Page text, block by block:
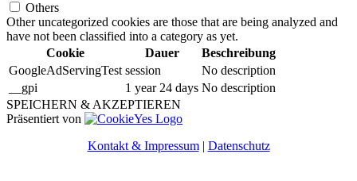
Others
Other uncategorized cookies are those that are being analyzed and
have not been classified into a category as yet.
Cookie
Dauer
Beschreibung
GoogleAdServingTest session
No description
__gpi
1 year 24 days No description
SPEICHERN & AKZEPTIEREN
Präsentiert von
Kontakt & Impressum| Datenschutz